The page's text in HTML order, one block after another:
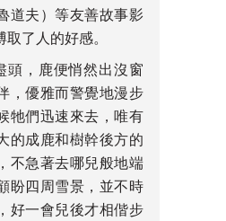
道夫）等友善故事影
了人的好感。
，鹿便悄然出沒窗
，優雅而警覺地漫步
牠們迅速來去，唯有
的成鹿和樹幹後方的
不急著去哪兒般地端
盼四周雪景，並不時
好一會兒後才相偕步